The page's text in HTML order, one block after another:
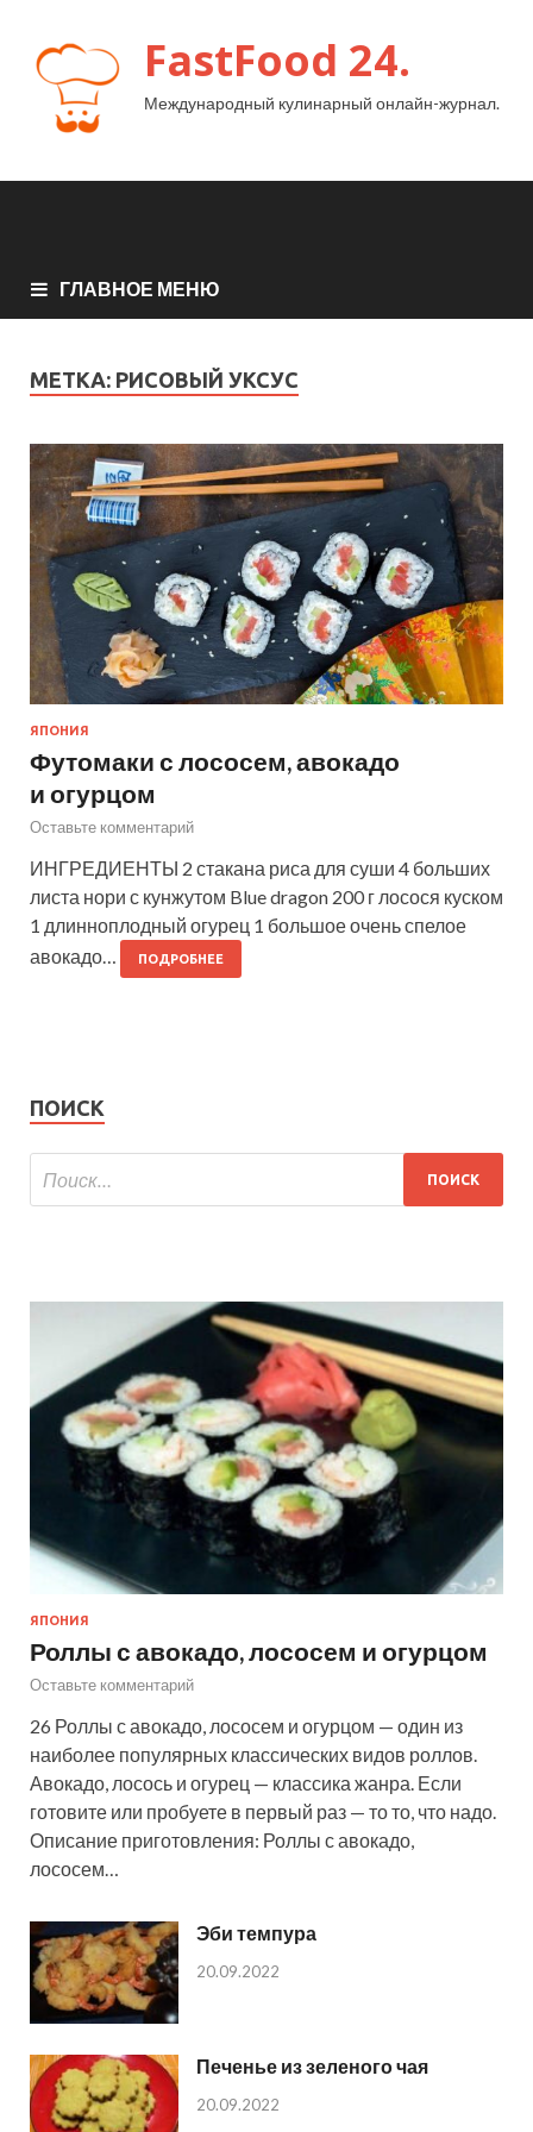
FastFood 24.
Международный кулинарный онлайн-журнал.
ГЛАВНОЕ МЕНЮ
МЕТКА: РИСОВЫЙ УКСУС
ЯПОНИЯ
Футомаки с лососем, авокадо
и огурцом
Оставьте комментарий
ИНГРЕДИЕНТЫ 2 стакана риса для суши 4 больших
листа нори с кунжутом Blue dragon 200 г лосося куском
1 длинноплодный огурец 1 большое очень спелое
авокадо…
ПОДРОБНЕЕ
ПОИСК
ЯПОНИЯ
Роллы с авокадо, лососем и огурцом
Оставьте комментарий
26 Роллы с авокадо, лососем и огурцом — один из
наиболее популярных классических видов роллов.
Авокадо, лосось и огурец — классика жанра. Если
готовите или пробуете в первый раз — то то, что надо.
Описание приготовления: Роллы с авокадо,
лососем…
Эби темпура
20.09.2022
Печенье из зеленого чая
20.09.2022